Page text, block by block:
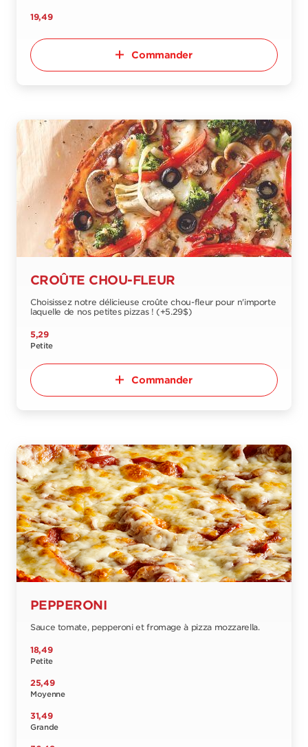
19,49
Commander
CROÛTE CHOU-FLEUR
Choisissez notre délicieuse croûte chou-fleur pour n'importe
laquelle de nos petites pizzas ! (+5.29$)
5,29
Petite
Commander
PEPPERONI
Sauce tomate, pepperoni et fromage à pizza mozzarella.
18,49
Petite
25,49
Moyenne
31,49
Grande